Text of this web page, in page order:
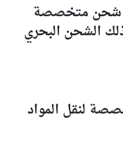
شحن متخصصة
الشحن البحري
لنقل المواد